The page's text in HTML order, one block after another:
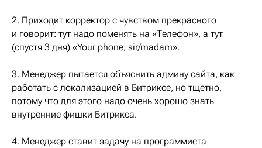
2. Приходит корректор с чувством прекрасного
и говорит: тут надо поменять на «Телефон», а тут
(спустя 3 дня) «Your phone, sir/madam».
3. Менеджер пытается объяснить админу сайта, как
работать с локализацией в Битриксе, но тщетно,
потому что для этого надо очень хорошо знать
внутренние фишки Битрикса.
4. Менеджер ставит задачу на программиста